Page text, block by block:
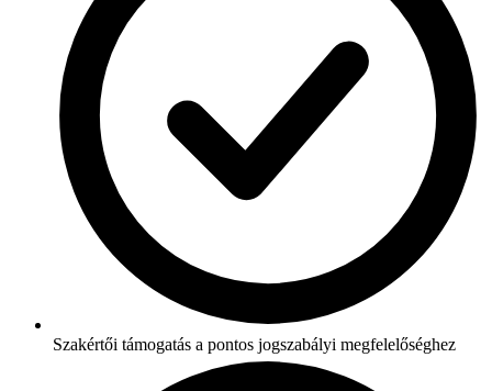
Szakértői támogatás a pontos jogszabályi megfelelőséghez